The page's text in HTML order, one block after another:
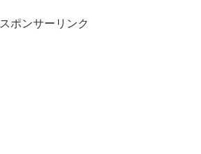
スポンサーリンク